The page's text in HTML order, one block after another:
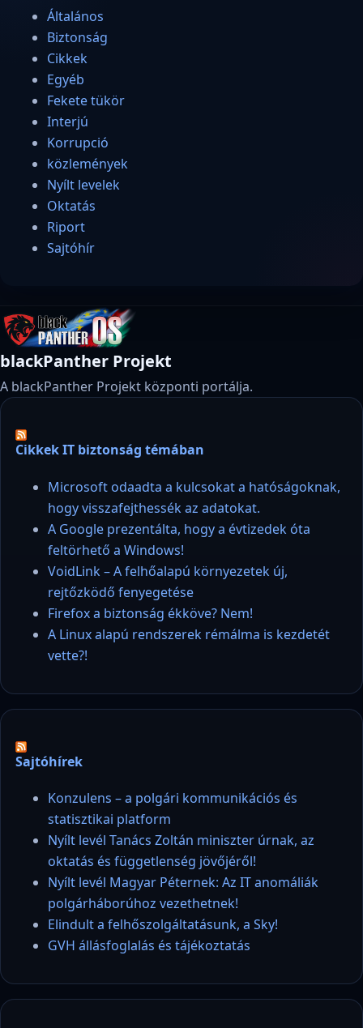
Általános
Biztonság
Cikkek
Egyéb
Fekete tükör
Interjú
Korrupció
közlemények
Nyílt levelek
Oktatás
Riport
Sajtóhír
blackPanther Projekt
A blackPanther Projekt központi portálja.
Cikkek IT biztonság témában
Microsoft odaadta a kulcsokat a hatóságoknak,
hogy visszafejthessék az adatokat.
A Google prezentálta, hogy a évtizedek óta
feltörhető a Windows!
VoidLink – A felhőalapú környezetek új,
rejtőzködő fenyegetése
Firefox a biztonság ékköve? Nem!
A Linux alapú rendszerek rémálma is kezdetét
vette?!
Sajtóhírek
Konzulens – a polgári kommunikációs és
statisztikai platform
Nyílt levél Tanács Zoltán miniszter úrnak, az
oktatás és függetlenség jövőjéről!
Nyílt levél Magyar Péternek: Az IT anomáliák
polgárháborúhoz vezethetnek!
Elindult a felhőszolgáltatásunk, a Sky!
GVH állásfoglalás és tájékoztatás